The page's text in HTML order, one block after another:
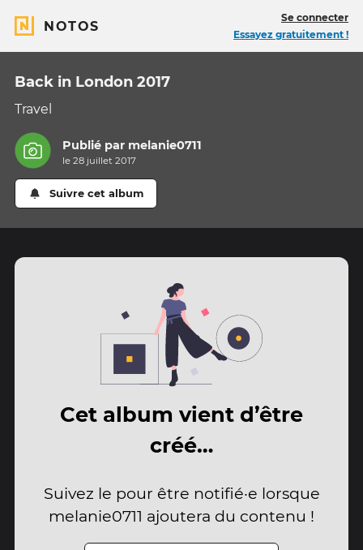
NOTOS
Se connecter
Essayez gratuitement !
Back in London 2017
Travel
Publié par melanie0711
le 28 juillet 2017
Suivre cet album
Cet album vient d’être
créé…
Suivez le pour être notifié·e lorsque
melanie0711 ajoutera du contenu !